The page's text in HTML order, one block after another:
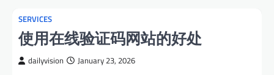
SERVICES
使用在线验证码网站的好处
dailyvision January 23, 2026